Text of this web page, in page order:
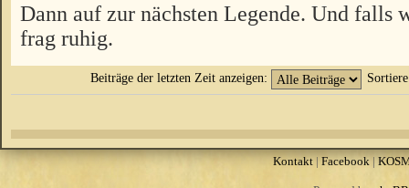
Dann auf zur nächsten Legende. Und falls
frag ruhig.
Beiträge der letzten Zeit anzeigen:
Kontakt| Facebook|